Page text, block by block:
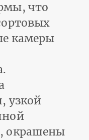
что
камеры
узкой
окрашены